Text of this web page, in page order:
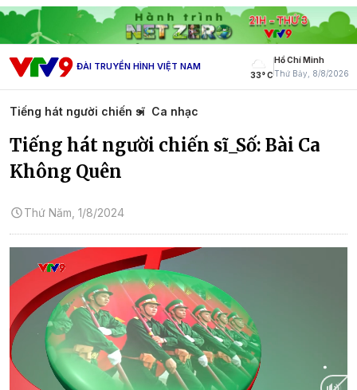
ĐÀI TRUYỀN HÌNH VIỆT NAM
33° C
Hồ Chí Minh
Thứ Bảy, 8/8/2026
Tiếng hát người chiến sĩ Ca nhạc
Tiếng hát người chiến sĩ_Số: Bài Ca
Không Quên
Thứ Năm, 1/8/2024